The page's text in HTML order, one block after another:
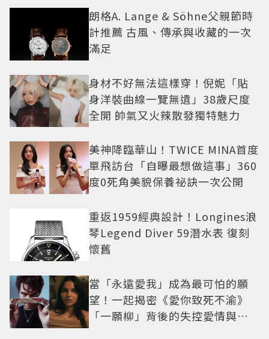
朗格A. Lange & Söhne父親節時
計推薦 古風、傳承與收藏的一次
滿足
身材不好無法這樣穿！倪妮「貼
身洋裝曲線一覽無遺」38歲尺度
全開 帥氣又火辣散發獨特魅力
美神降臨華山！TWICE MINA首度
單飛訪台「自曝最想做這事」360
度0死角美貌保養祕訣一次公開
重返1959經典設計！Longines浪
琴Legend Diver 59潛水表 復刻
懷舊
當「永遠愛我」成為最可怕的願
望！一起揭密《愛你致死不渝》
「一願柳」背後的失控愛情與爆